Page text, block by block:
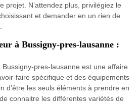
projet. N’attendez plus, privilégiez le
et demander en un rien de
à Bussigny-pres-lausanne :
pres-lausanne est une affaire
faire spécifique et des équipements
d’être les seuls éléments à prendre en
connaitre les différentes variétés de